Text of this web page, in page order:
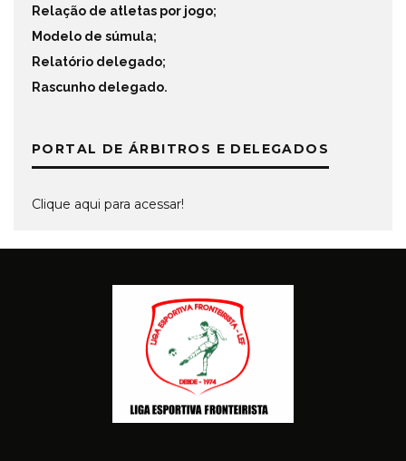
Relação de atletas por jogo;
Modelo de súmula;
Relatório delegado;
Rascunho delegado.
PORTAL DE ÁRBITROS E DELEGADOS
Clique aqui para acessar!